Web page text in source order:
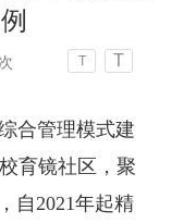
次 T T
合管理模式建
育镜社区，聚
自2021年起精